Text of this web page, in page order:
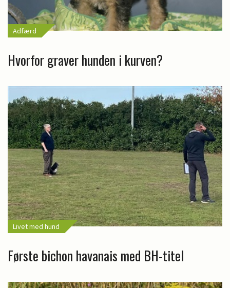
Adfærd
Hvorfor graver hunden i kurven?
Livet med hund
Første bichon havanais med BH-titel